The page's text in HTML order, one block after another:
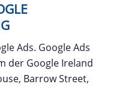
Ads. Google Ads
der Google Ireland
Barrow Street,